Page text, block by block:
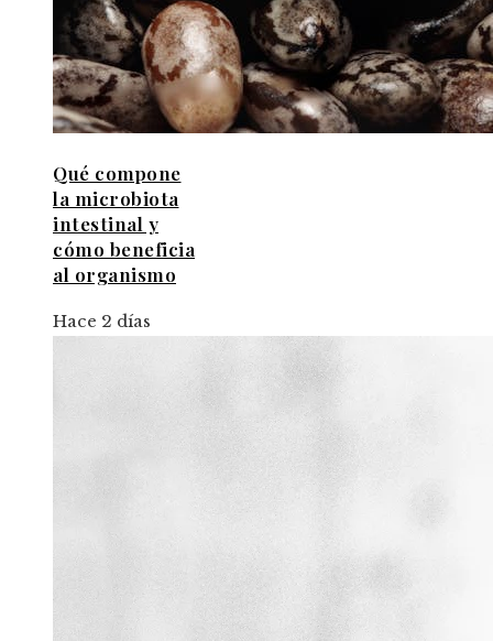
Qué compone
la microbiota
intestinal y
cómo beneficia
al organismo
Hace 2 días